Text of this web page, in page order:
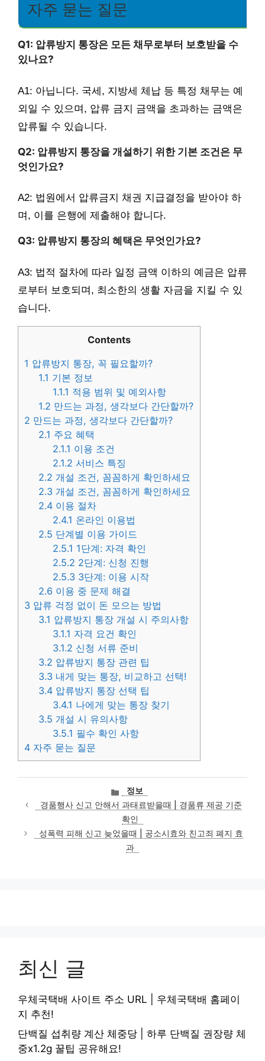
자주 묻는 질문
Q1: 압류방지 통장은 모든 채무로부터 보호받을 수
있나요?
A1: 아닙니다. 국세, 지방세 체납 등 특정 채무는 예
외일 수 있으며, 압류 금지 금액을 초과하는 금액은
압류될 수 있습니다.
Q2: 압류방지 통장을 개설하기 위한 기본 조건은 무
엇인가요?
A2: 법원에서 압류금지 채권 지급결정을 받아야 하
며, 이를 은행에 제출해야 합니다.
Q3: 압류방지 통장의 혜택은 무엇인가요?
A3: 법적 절차에 따라 일정 금액 이하의 예금은 압류
로부터 보호되며, 최소한의 생활 자금을 지킬 수 있
습니다.
Contents
1 압류방지 통장, 꼭 필요할까?
1.1 기본 정보
1.1.1 적용 범위 및 예외사항
1.2 만드는 과정, 생각보다 간단할까?
2 만드는 과정, 생각보다 간단할까?
2.1 주요 혜택
2.1.1 이용 조건
2.1.2 서비스 특징
2.2 개설 조건, 꼼꼼하게 확인하세요
2.3 개설 조건, 꼼꼼하게 확인하세요
2.4 이용 절차
2.4.1 온라인 이용법
2.5 단계별 이용 가이드
2.5.1 1단계: 자격 확인
2.5.2 2단계: 신청 진행
2.5.3 3단계: 이용 시작
2.6 이용 중 문제 해결
3 압류 걱정 없이 돈 모으는 방법
3.1 압류방지 통장 개설 시 주의사항
3.1.1 자격 요건 확인
3.1.2 신청 서류 준비
3.2 압류방지 통장 관련 팁
3.3 내게 맞는 통장, 비교하고 선택!
3.4 압류방지 통장 선택 팁
3.4.1 나에게 맞는 통장 찾기
3.5 개설 시 유의사항
3.5.1 필수 확인 사항
4 자주 묻는 질문
카
테
고
리
정보
경품행사 신고 안해서 과태료받을때 | 경품류 제공 기준
확인
성폭력 피해 신고 늦었을때 | 공소시효와 친고죄 폐지 효
과
최신 글
우체국택배 사이트 주소 URL | 우체국택배 홈페이
지 추천!
단백질 섭취량 계산 체중당 | 하루 단백질 권장량 체
중x1.2g 꿀팁 공유해요!